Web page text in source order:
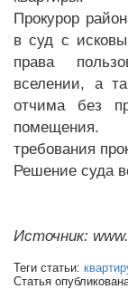
Прокурор
в суд с
права
вселении, а
отчима без
помещения.
требования
Решение суда
Источник:
Теги статьи:
Статья